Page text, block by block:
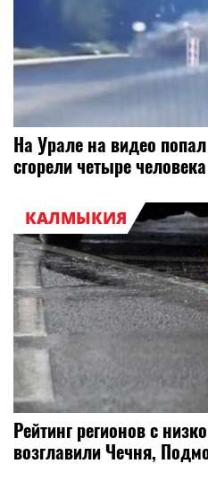
На Урале на видео
сгорели четыре человека
КАЛМЫКИЯ
Рейтинг регионов с
возглавили Чечня,